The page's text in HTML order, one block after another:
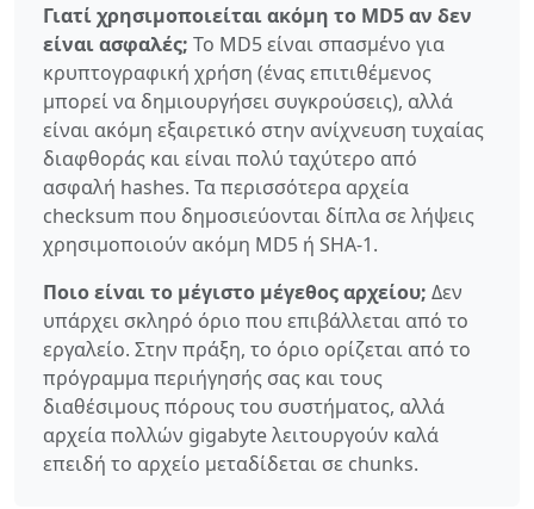
Γιατί χρησιμοποιείται ακόμη το MD5 αν δεν
είναι ασφαλές; Το MD5 είναι σπασμένο για
κρυπτογραφική χρήση (ένας επιτιθέμενος
μπορεί να δημιουργήσει συγκρούσεις), αλλά
είναι ακόμη εξαιρετικό στην ανίχνευση τυχαίας
διαφθοράς και είναι πολύ ταχύτερο από
ασφαλή hashes. Τα περισσότερα αρχεία
checksum που δημοσιεύονται δίπλα σε λήψεις
χρησιμοποιούν ακόμη MD5 ή SHA-1.
Ποιο είναι το μέγιστο μέγεθος αρχείου; Δεν
υπάρχει σκληρό όριο που επιβάλλεται από το
εργαλείο. Στην πράξη, το όριο ορίζεται από το
πρόγραμμα περιήγησής σας και τους
διαθέσιμους πόρους του συστήματος, αλλά
αρχεία πολλών gigabyte λειτουργούν καλά
επειδή το αρχείο μεταδίδεται σε chunks.